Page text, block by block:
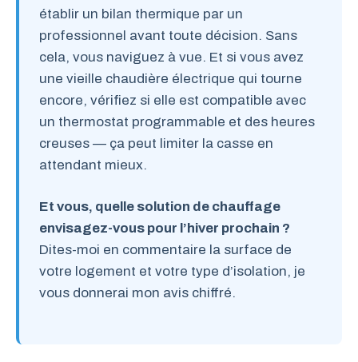
établir un bilan thermique par un
professionnel avant toute décision. Sans
cela, vous naviguez à vue. Et si vous avez
une vieille chaudière électrique qui tourne
encore, vérifiez si elle est compatible avec
un thermostat programmable et des heures
creuses — ça peut limiter la casse en
attendant mieux.
Et vous, quelle solution de chauffage
envisagez-vous pour l’hiver prochain ?
Dites-moi en commentaire la surface de
votre logement et votre type d’isolation, je
vous donnerai mon avis chiffré.